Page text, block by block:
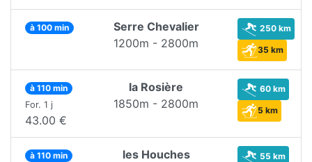
à 100 min
Serre Chevalier
1200m - 2800m
250 km
35 km
à 110 min
For. 1 j
43.00 €
la Rosière
1850m - 2800m
60 km
5 km
à 110 min
les Houches
55 km